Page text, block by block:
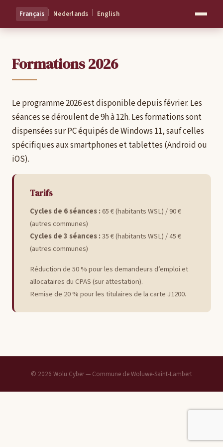
Français Nederlands English
Formations 2026
Le programme 2026 est disponible depuis février. Les
séances se déroulent de 9h à 12h. Les formations sont
dispensées sur PC équipés de Windows 11, sauf celles
spécifiques aux smartphones et tablettes (Android ou
iOS).
Tarifs
Cycles de 6 séances :65 € (habitants WSL) / 90 €
(autres communes)
Cycles de 3 séances :35 € (habitants WSL) / 45 €
(autres communes)
Réduction de 50 % pour les demandeurs d’emploi et
allocataires du CPAS (sur attestation).
Remise de 20 % pour les titulaires de la carte J1200.
© 2026 Wolu Cyber — Commune de Woluwe-Saint-Lambert